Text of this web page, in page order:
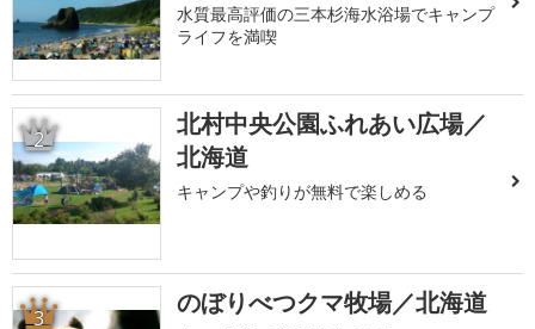
水質最高評価の三本杉海水浴場でキャンプ
ライフを満喫
2
北村中央公園ふれあい広場／
北海道
キャンプや釣りが無料で楽しめる
3 のぼりべつクマ牧場／北海道